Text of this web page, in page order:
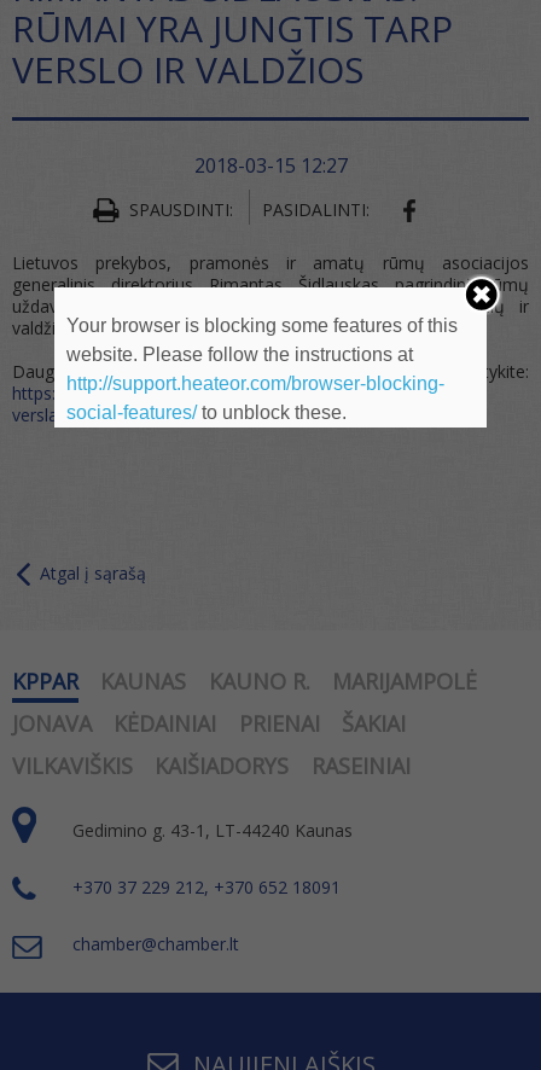
RŪMAI YRA JUNGTIS TARP
VERSLO IR VALDŽIOS
2018-03-15 12:27
SPAUSDINTI: PASIDALINTI:
Lietuvos prekybos, pramonės ir amatų rūmų asociacijos
generalinis direktorius Rimantas Šidlauskas pagrindinį rūmų
uždavinį apibūdina trumpai: „Esame jungtis tarp įmonių ir
valdžios.“ Visas interviu paskelbtas „Lietuvos žiniose“.
Daugiau skaitykite:
https://www.lzinios.lt/lzinios/ekonomika/rumams-tenka-ginti-
versla/261637
Atgal į sąrašą
KPPAR KAUNAS KAUNO R.
MARIJAMPOLĖ
JONAVA
KĖDAINIAI PRIENAI
ŠAKIAI
VILKAVIŠKIS
KAIŠIADORYS RASEINIAI
Gedimino g. 43-1, LT-44240 Kaunas
+370 37 229 212, +370 652 18091
chamber@chamber.lt
Your browser is blocking some features of this
website. Please follow the instructions at
http://support.heateor.com/browser-blocking-
social-features/to unblock these.